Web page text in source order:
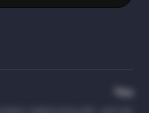
You